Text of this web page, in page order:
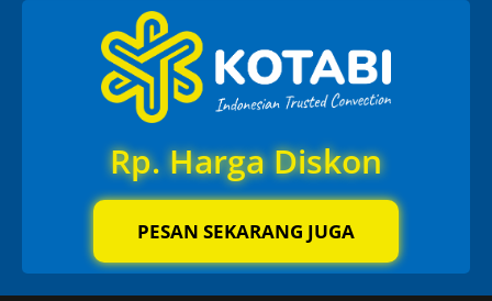
Rp. Harga Diskon
PESAN SEKARANG JUGA